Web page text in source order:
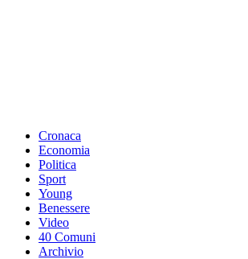
Cronaca
Economia
Politica
Sport
Young
Benessere
Video
40 Comuni
Archivio